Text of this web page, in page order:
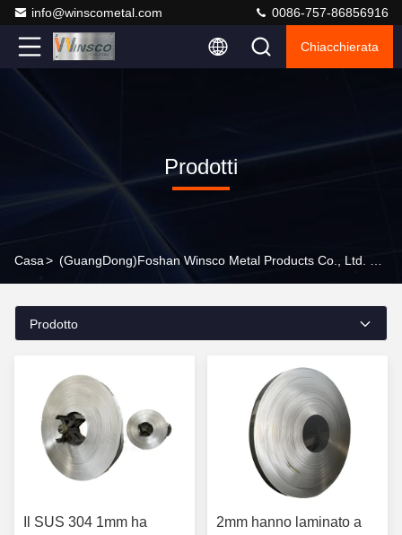
info@winscometal.com 0086-757-86856916
Chiacchierata
Prodotti
Casa>
Prodotto
Il SUS 304 1mm ha
2mm hanno laminato a